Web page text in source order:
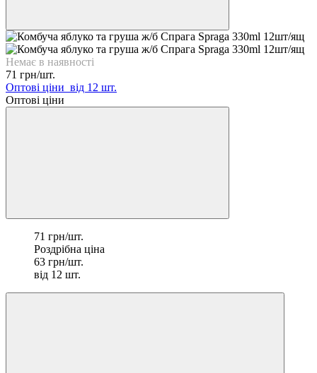
Немає в наявності
71 грн/шт.
Оптові ціни від 12 шт.
Оптові ціни
71 грн/шт.
Роздрібна ціна
63 грн/шт.
від 12 шт.